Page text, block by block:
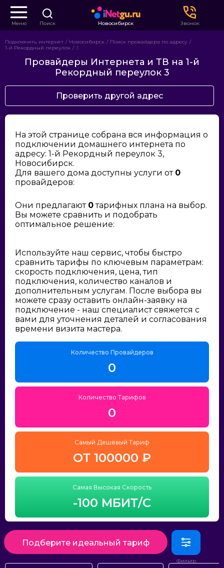
Меню Поиск Новосибирск Звонок
Подключить интернет Новосибирск
Поиск провайдера по адресу
1-й Рекордный переулок
3
Провайдеры Интернета и ТВ на 1-й
Рекордный переулок 3
Проверить другой адрес
На этой странице собрана вся информация о
подключении домашнего интернета по
адресу: 1-й Рекордный переулок 3,
Новосибирск.
Для вашего дома доступны услуги от 0
провайдеров:
Они предлагают 0тарифных плана на выбор.
Вы можете сравнить и подобрать
оптимальное решение:
Используйте наш сервис, чтобы быстро
сравнить тарифы по ключевым параметрам:
скорость подключения, цена, тип
подключения, количество каналов и
дополнительным услугам. После выбора вы
можете сразу оставить онлайн-заявку на
подключение - наш специалист свяжется с
вами для уточнения деталей и согласования
времени визита мастера.
Количество Провайдеров
0
Количество Тарифов
0
Самый Дешёвый Тариф
ОТ 100000 ₽
Самая Высокая Скорость
-100 МБИТ/С
Подберите идеальный тариф